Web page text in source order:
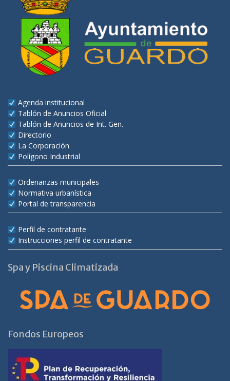
Agenda institucional
Tablón de Anuncios Oficial
Tablón de Anuncios de Int. Gen.
Directorio
La Corporación
Polígono Industrial
Ordenanzas municipales
Normativa urbanística
Portal de transparencia
Perfil de contratante
Instrucciones perfil de contratante
Spa y Piscina Climatizada
Fondos Europeos